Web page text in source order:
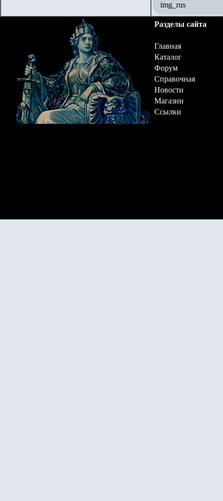
img_rus
Разделы сайта
Главная
Каталог
Форум
Справочная
Новости
Магазин
Ссылки